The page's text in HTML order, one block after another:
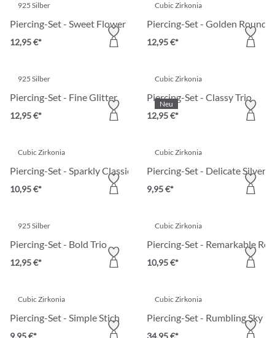
925 Silber
Piercing-Set - Sweet Flower
12,95 €*
Cubic Zirkonia
Piercing-Set - Golden Rounds
12,95 €*
925 Silber
Piercing-Set - Fine Glitter
12,95 €*
Neu
Cubic Zirkonia
Piercing-Set - Classy Trio
12,95 €*
Cubic Zirkonia
Piercing-Set - Sparkly Classic
10,95 €*
Cubic Zirkonia
Piercing-Set - Delicate Silver
9,95 €*
925 Silber
Piercing-Set - Bold Trio
12,95 €*
Cubic Zirkonia
Piercing-Set - Remarkable
10,95 €*
Cubic Zirkonia
Piercing-Set - Simple Stich
9,95 €*
Cubic Zirkonia
Piercing-Set - Rumbling Sky
34,95 €*